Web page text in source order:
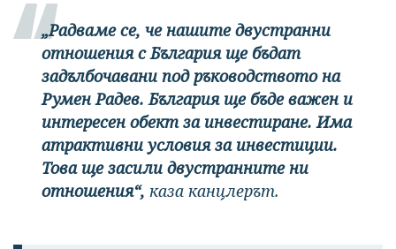
„Радваме се, че нашите двустранни
отношения с България ще бъдат
задълбочавани под ръководството на
Румен Радев. България ще бъде важен и
интересен обект за инвестиране. Има
атрактивни условия за инвестиции.
Това ще засили двустранните ни
отношения“, каза канцлерът.